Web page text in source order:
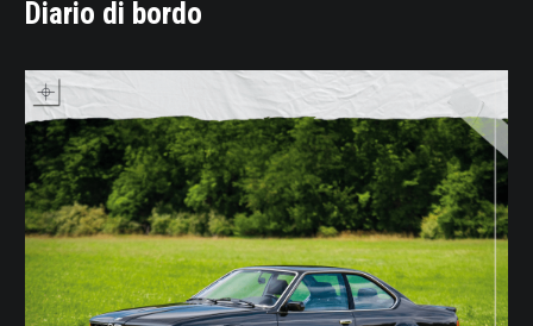
Diario di bordo